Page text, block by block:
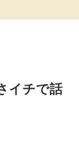
イチで話